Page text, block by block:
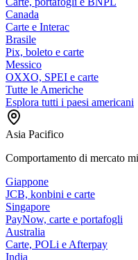
Canada
Carte e Interac
Brasile
Pix, boleto e carte
Messico
OXXO, SPEI e carte
Tutte le Americhe
Esplora tutti i paesi americani
Asia Pacifico
Comportamento di mercato
Giappone
JCB, konbini e carte
Singapore
PayNow, carte e portafogli
Australia
Carte, POLi e Afterpay
India